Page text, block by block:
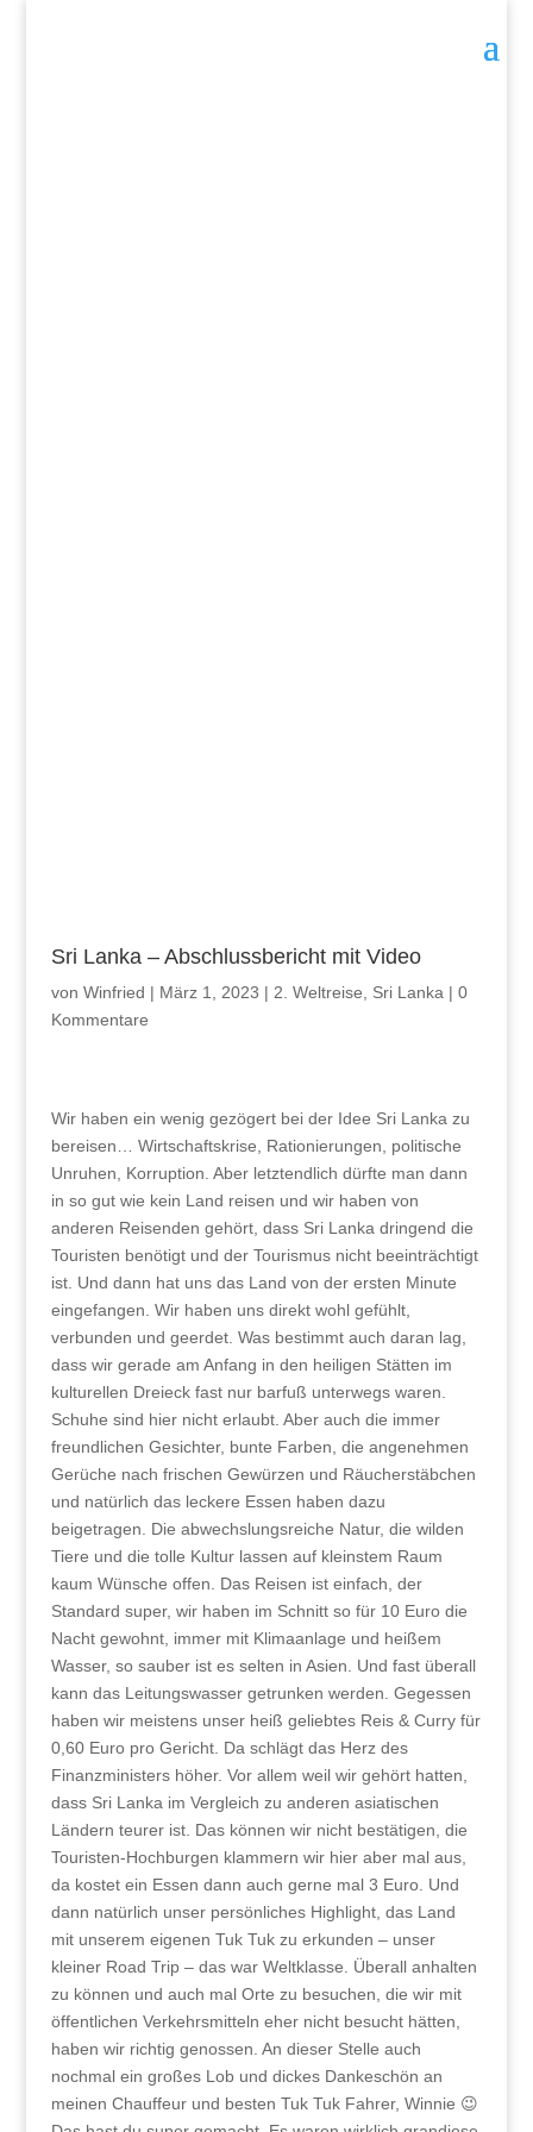
Sri Lanka – Abschlussbericht mit Video
von Winfried | März 1, 2023 | 2. Weltreise Sri Lanka | 0
Kommentare
Wir haben ein wenig gezögert bei der Idee Sri Lanka zu
bereisen… Wirtschaftskrise, Rationierungen, politische
Unruhen, Korruption. Aber letztendlich dürfte man dann
in so gut wie kein Land reisen und wir haben von
anderen Reisenden gehört, dass Sri Lanka dringend die
Touristen benötigt und der Tourismus nicht beeinträchtigt
ist. Und dann hat uns das Land von der ersten Minute
eingefangen. Wir haben uns direkt wohl gefühlt,
verbunden und geerdet. Was bestimmt auch daran lag,
dass wir gerade am Anfang in den heiligen Stätten im
kulturellen Dreieck fast nur barfuß unterwegs waren.
Schuhe sind hier nicht erlaubt. Aber auch die immer
freundlichen Gesichter, bunte Farben, die angenehmen
Gerüche nach frischen Gewürzen und Räucherstäbchen
und natürlich das leckere Essen haben dazu
beigetragen. Die abwechslungsreiche Natur, die wilden
Tiere und die tolle Kultur lassen auf kleinstem Raum
kaum Wünsche offen. Das Reisen ist einfach, der
Standard super, wir haben im Schnitt so für 10 Euro die
Nacht gewohnt, immer mit Klimaanlage und heißem
Wasser, so sauber ist es selten in Asien. Und fast überall
kann das Leitungswasser getrunken werden. Gegessen
haben wir meistens unser heiß geliebtes Reis & Curry für
0,60 Euro pro Gericht. Da schlägt das Herz des
Finanzministers höher. Vor allem weil wir gehört hatten,
dass Sri Lanka im Vergleich zu anderen asiatischen
Ländern teurer ist. Das können wir nicht bestätigen, die
Touristen-Hochburgen klammern wir hier aber mal aus,
da kostet ein Essen dann auch gerne mal 3 Euro. Und
dann natürlich unser persönliches Highlight, das Land
mit unserem eigenen Tuk Tuk zu erkunden – unser
kleiner Road Trip – das war Weltklasse. Überall anhalten
zu können und auch mal Orte zu besuchen, die wir mit
öffentlichen Verkehrsmitteln eher nicht besucht hätten,
haben wir richtig genossen. An dieser Stelle auch
nochmal ein großes Lob und dickes Dankeschön an
meinen Chauffeur und besten Tuk Tuk Fahrer, Winnie 😉